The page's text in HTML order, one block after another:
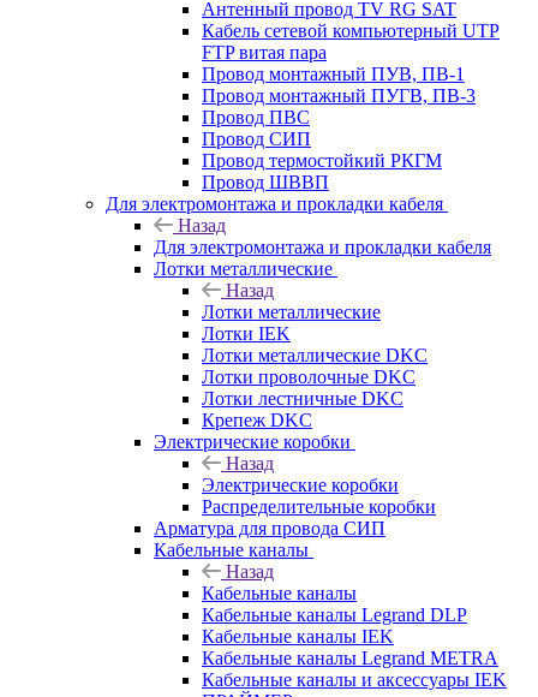
Антенный провод TV RG SAT
Кабель сетевой компьютерный UTP
FTP витая пара
Провод монтажный ПУВ, ПВ-1
Провод монтажный ПУГВ, ПВ-3
Провод ПВС
Провод СИП
Провод термостойкий РКГМ
Провод ШВВП
Для электромонтажа и прокладки кабеля
Назад
Для электромонтажа и прокладки кабеля
Лотки металлические
Назад
Лотки металлические
Лотки IEK
Лотки металлические DKC
Лотки проволочные DKC
Лотки лестничные DKC
Крепеж DKC
Электрические коробки
Назад
Электрические коробки
Распределительные коробки
Арматура для провода СИП
Кабельные каналы
Назад
Кабельные каналы
Кабельные каналы Legrand DLP
Кабельные каналы IEK
Кабельные каналы Legrand METRA
Кабельные каналы и аксессуары IEK